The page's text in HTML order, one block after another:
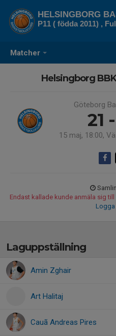
Matcher
HELSINGBORG
P11 ( födda 2011) ,
Helsingborg
Göteborg
21
15 maj, 18:00,
Endast kallade kunde anmäla sig
Logga
Laguppställning
Amin Zghair
Art Halitaj
Cauã Andreas Pires